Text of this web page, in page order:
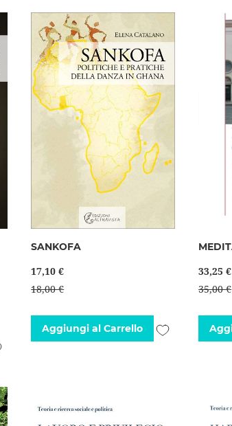
Aggiungi
lista
desideri
SANKOFA
17,10 €
18,00 €
Aggiungi al Carrello
Aggiungi
33,25 €
35,00 €